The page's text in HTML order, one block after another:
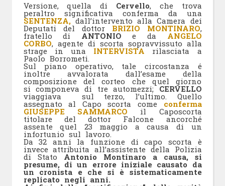
Versione, quella di Cervello, che trova
peraltro significativa conferma da una
SENTENZA,dall’intervento alla Camera dei
Deputati del dottor BRIZIO MONTINARO,
fratello di ANTONIOe da ANGELO
CORBO, agente di scorta sopravvissuto alla
strage in una INTERVISTA rilasciata a
Paolo Borrometi.
Sul piano operativo, tale circostanza é
inoltre avvalorata dall’esame della
composizione del corteo che quel giorno
si componeva di tre automezzi; CERVELLO
viaggiava sul terzo, l’ultimo. Quello
assegnato al Capo scorta come conferma
GIUSEPPE SAMMARCO il Caposcorta
titolare del dottor Falcone ancorché
assente quel 23 maggio a causa di un
infortunio sul lavoro.
Da 32 anni la funzione di capo scorta è
invece attribuita all’assistente della Polizia
di Stato Antonio Montinaro a causa, si
presume, di un errore iniziale causato da
un cronista e che si è sistematicamente
replicato negli anni.